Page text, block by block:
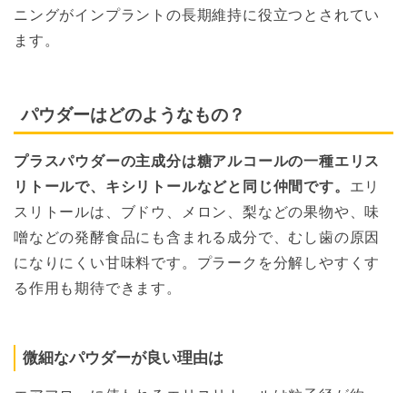
ニングがインプラントの長期維持に役立つとされてい
ます。
パウダーはどのようなもの？
プラスパウダーの主成分は糖アルコールの一種エリス
リトールで、キシリトールなどと同じ仲間です。 エリ
スリトールは、ブドウ、メロン、梨などの果物や、味
噌などの発酵食品にも含まれる成分で、むし歯の原因
になりにくい甘味料です。プラークを分解しやすくす
る作用も期待できます。
微細なパウダーが良い理由は